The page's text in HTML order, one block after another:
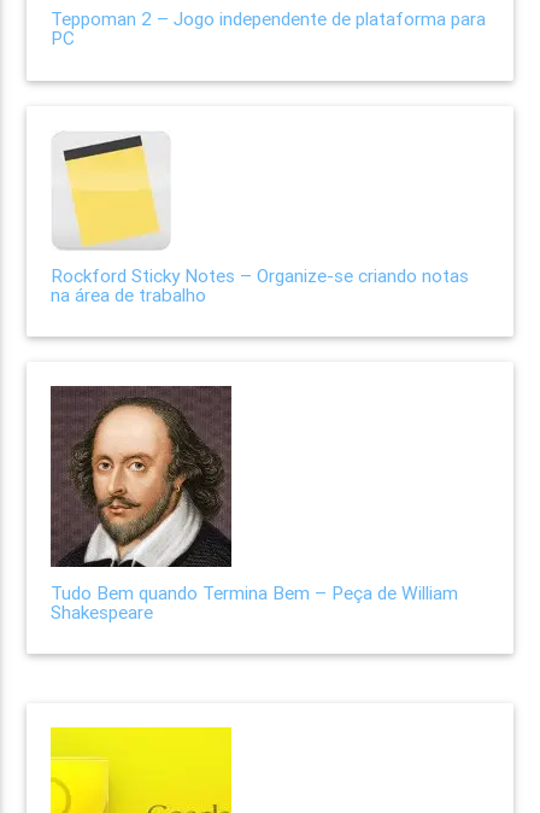
Teppoman 2 – Jogo independente de plataforma para
PC
Rockford Sticky Notes – Organize-se criando notas
na área de trabalho
Tudo Bem quando Termina Bem – Peça de William
Shakespeare